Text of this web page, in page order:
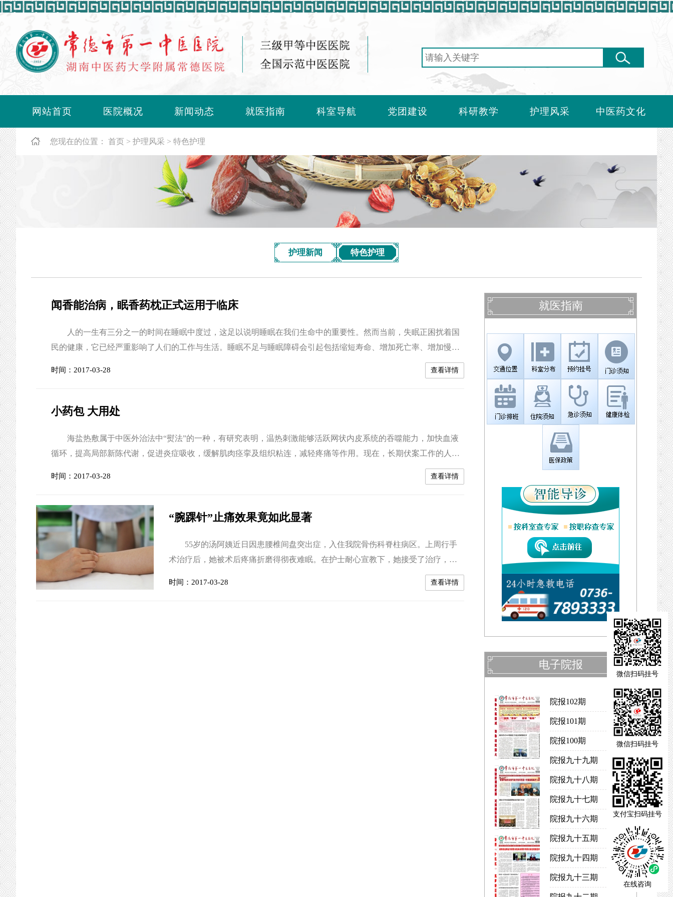
网站首页 医院概况 新闻动态 就医指南 科室导航 党团建设 科研教学 护理风采 中医药文化
您现在的位置： 首页 护理风采 特色护理
护理新闻 特色护理
闻香能治病，眠香药枕正式运用于临床
人的一生有三分之一的时间在睡眠中度过，这足以说明睡眠在我们生命中的重要性。然而当前，失眠正困扰着国
民的健康，它已经严重影响了人们的工作与生活。睡眠不足与睡眠障碍会引起包括缩短寿命、增加死亡率、增加慢性
疾病、减少工作效率、记忆力下降、情绪和行为紊乱等一系列身心健康问题。受古代著名医学家孙思邈的“闻香祛
病”理论的启发，我院已成功研制并推出此款纯中药制成的安心睡眠药枕。 药枕，是将芳香开窍、活血通...
时间：2017-03-28 查看详情
小药包 大用处
海盐热敷属于中医外治法中“熨法”的一种，有研究表明，温热刺激能够活跃网状内皮系统的吞噬能力，加快血液
循环，提高局部新陈代谢，促进炎症吸收，缓解肌肉痉挛及组织粘连，减轻疼痛等作用。现在，长期伏案工作的人群
越来越多，尤其是每天面对电脑的上班族，由于经常保持一个姿势，颈肩部、腰部等肌肉僵硬，血液循环受阻，出现
颈肩腰腿部酸痛不适，甚至发展为严重的颈椎病、腰椎病，成为许多人群的困扰。 我院多名专家通过...
时间：2017-03-28 查看详情
“腕踝针”止痛效果竟如此显著
55岁的汤阿姨近日因患腰椎间盘突出症，入住我院骨伤科脊柱病区。上周行手
术治疗后，她被术后疼痛折磨得彻夜难眠。在护士耐心宣教下，她接受了治疗，
行“腕踝针”治疗的当晚，汤阿姨就踏踏实实睡了一个安稳觉。 无独有偶 ，73岁
的李奶奶因患类风湿关节炎被家人送入我院内分泌风湿科住院治疗，疼痛让她坐卧
时间：2017-03-28 查看详情
就医指南
电子院报
院报102期
院报101期
院报100期
院报九十九期
院报九十八期
院报九十七期
院报九十六期
院报九十五期
院报九十四期
院报九十三期
微信扫码挂号
微信扫码挂号
支付宝扫码挂号
在线咨询